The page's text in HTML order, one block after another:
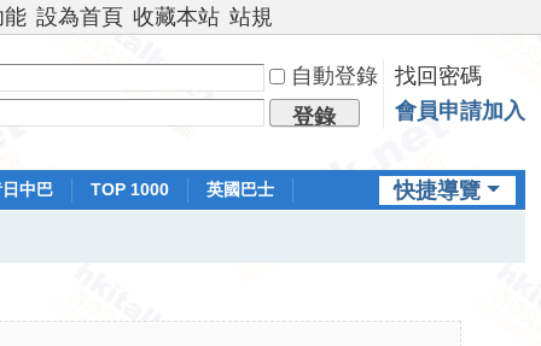
能 設為首頁 收藏本站 站規
自動登錄
找回密碼
登錄
會員申請加入
快捷導覽
中巴 TOP 1000
英國巴士